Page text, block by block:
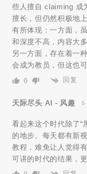
些人擅自 claiming 成
擅长，但仍然积极地
有所体现：一方面，
和深度不高，内容大
另一方面，存在着一
会成为教员，但这也
0 回复
天际尽头 AI - 风趣 5
看起来这个时代除了“
的地步。每天都有新
教程，难免让人觉得
可讲的时代的结果，